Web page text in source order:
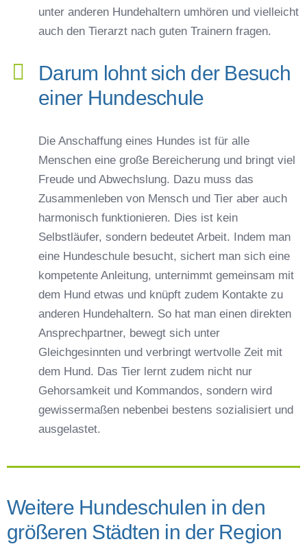
unter anderen Hundehaltern umhören und vielleicht
auch den Tierarzt nach guten Trainern fragen.
Darum lohnt sich der Besuch
einer Hundeschule
Die Anschaffung eines Hundes ist für alle
Menschen eine große Bereicherung und bringt viel
Freude und Abwechslung. Dazu muss das
Zusammenleben von Mensch und Tier aber auch
harmonisch funktionieren. Dies ist kein
Selbstläufer, sondern bedeutet Arbeit. Indem man
eine Hundeschule besucht, sichert man sich eine
kompetente Anleitung, unternimmt gemeinsam mit
dem Hund etwas und knüpft zudem Kontakte zu
anderen Hundehaltern. So hat man einen direkten
Ansprechpartner, bewegt sich unter
Gleichgesinnten und verbringt wertvolle Zeit mit
dem Hund. Das Tier lernt zudem nicht nur
Gehorsamkeit und Kommandos, sondern wird
gewissermaßen nebenbei bestens sozialisiert und
ausgelastet.
Weitere Hundeschulen in den
größeren Städten in der Region